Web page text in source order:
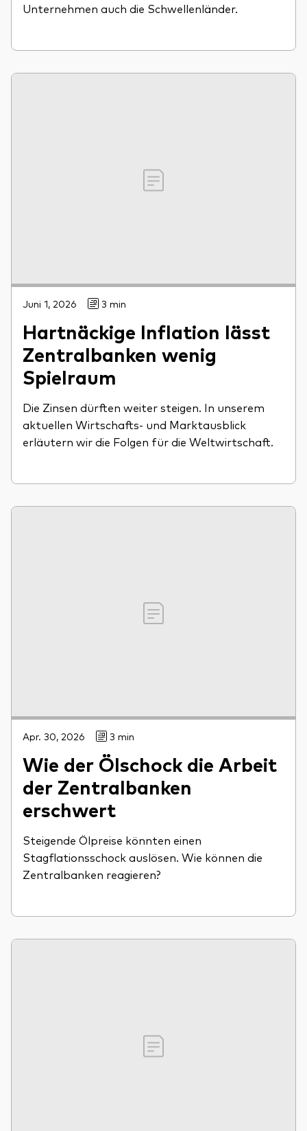
Unternehmen auch die Schwellenländer.
Juni 1, 2026 3 min
Hartnäckige Inflation lässt
Zentralbanken wenig
Spielraum
Die Zinsen dürften weiter steigen. In unserem
aktuellen Wirtschafts- und Marktausblick
erläutern wir die Folgen für die Weltwirtschaft.
Apr. 30, 2026 3 min
Wie der Ölschock die Arbeit
der Zentralbanken
erschwert
Steigende Ölpreise könnten einen
Stagflationsschock auslösen. Wie können die
Zentralbanken reagieren?